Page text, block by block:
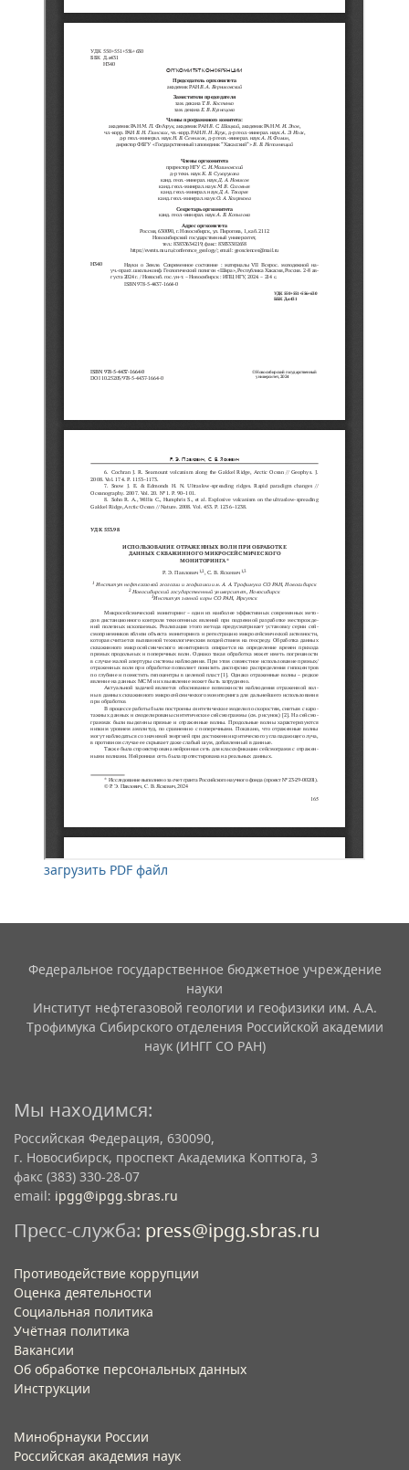
загрузить PDF файл
Федеральное государственное бюджетное учреждение
науки
Институт нефтегазовой геологии и геофизики им. А.А.
Трофимука Сибирского отделения Российской академии
наук (ИНГГ СО РАН)
Мы находимся:
Российская Федерация, 630090,
г. Новосибирск, проспект Академика Коптюга, 3
факс (383) 330-28-07
email: ipgg@ipgg.sbras.ru
Пресс-служба: press@ipgg.sbras.ru
Противодействие коррупции
Оценка деятельности
Социальная политика
Учётная политика​
Вакансии​
Об обработке персональных данных​
Инструкции​
Минобрнауки России
Российская академия наук